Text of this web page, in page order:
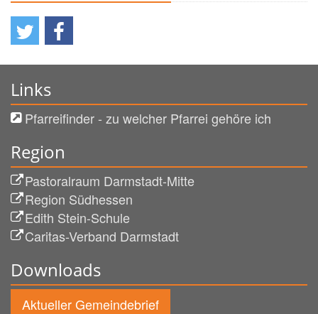
Links
Pfarreifinder - zu welcher Pfarrei gehöre ich
Region
Pastoralraum Darmstadt-Mitte
Region Südhessen
Edith Stein-Schule
Caritas-Verband Darmstadt
Downloads
Aktueller Gemeindebrief